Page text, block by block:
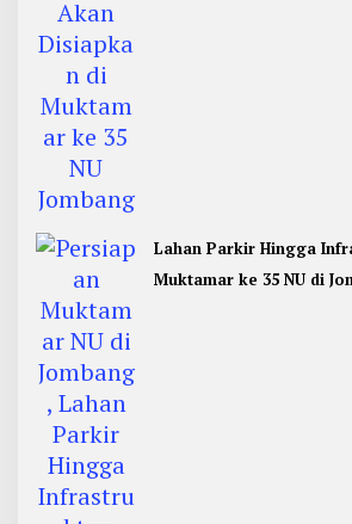
Lahan Parkir Hingga
Muktamar ke 35 NU di